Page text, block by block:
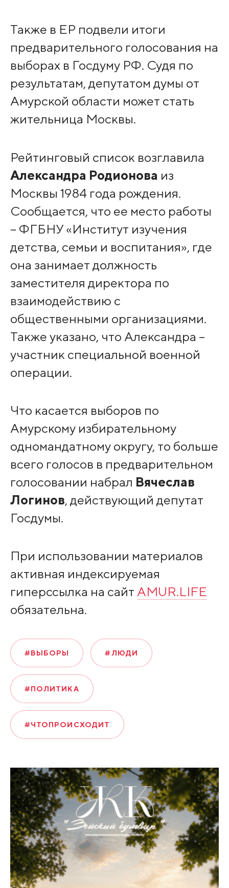
Также в ЕР подвели итоги
предварительного голосования на
выборах в Госдуму РФ. Судя по
результатам, депутатом думы от
Амурской области может стать
жительница Москвы.
Рейтинговый список возглавила
Александра Родионова из
Москвы 1984 года рождения.
Сообщается, что ее место работы
– ФГБНУ «Институт изучения
детства, семьи и воспитания», где
она занимает должность
заместителя директора по
взаимодействию с
общественными организациями.
Также указано, что Александра –
участник специальной военной
операции.
Что касается выборов по
Амурскому избирательному
одномандатному округу, то больше
всего голосов в предварительном
голосовании набрал Вячеслав
Логинов, действующий депутат
Госдумы.
При использовании материалов
активная индексируемая
гиперссылка на сайт AMUR.LIFE
обязательна.
#ВЫБОРЫ #ЛЮДИ
#ПОЛИТИКА
#ЧТОПРОИСХОДИТ